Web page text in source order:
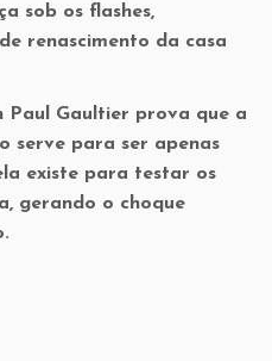
sob os flashes,
renascimento da casa
Paul Gaultier prova que a
serve para ser apenas
existe para testar os
gerando o choque